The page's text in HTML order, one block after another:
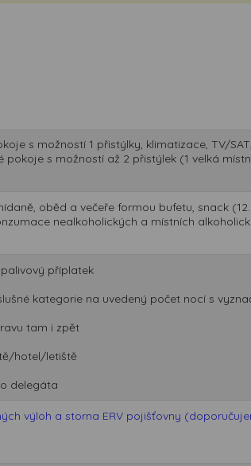
s možností 1 přistýlky, klimatizace, TV/
pokoje s možností až 2 přistýlek (1 velká
oběd a večeře formou bufetu, snack
nealkoholických a místních
příplatek
kategorie na uvedený počet nocí s
tam i zpět
hotel/letiště
delegáta
výloh a storna ERV pojišťovny